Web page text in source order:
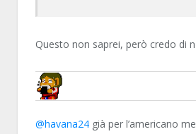
Questo non saprei, però credo di
NN81
@havana24 già per l’americano